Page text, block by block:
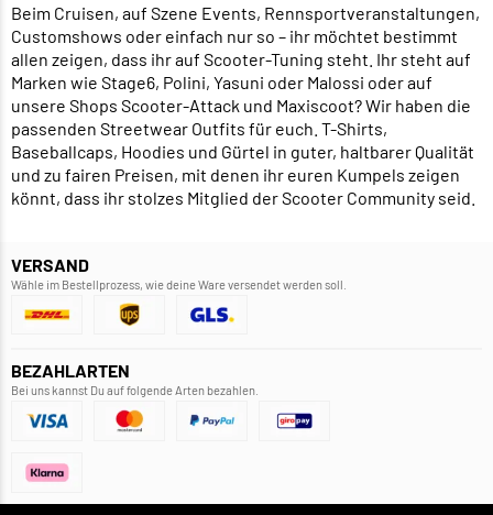
Beim Cruisen, auf Szene Events, Rennsportveranstaltungen,
Customshows oder einfach nur so – ihr möchtet bestimmt
allen zeigen, dass ihr auf Scooter-Tuning steht. Ihr steht auf
Marken wie Stage6, Polini, Yasuni oder Malossi oder auf
unsere Shops Scooter-Attack und Maxiscoot? Wir haben die
passenden Streetwear Outfits für euch. T-Shirts,
Baseballcaps, Hoodies und Gürtel in guter, haltbarer Qualität
und zu fairen Preisen, mit denen ihr euren Kumpels zeigen
könnt, dass ihr stolzes Mitglied der Scooter Community seid.
VERSAND
Wähle im Bestellprozess, wie deine Ware versendet werden soll.
BEZAHLARTEN
Bei uns kannst Du auf folgende Arten bezahlen.